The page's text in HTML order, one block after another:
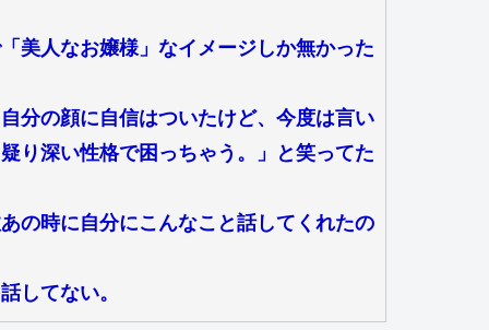
美人なお嬢様」なイメージしか無かった
分の顔に自信はついたけど、今度は言い
り深い性格で困っちゃう。」と笑ってた
の時に自分にこんなこと話してくれたの
してない。